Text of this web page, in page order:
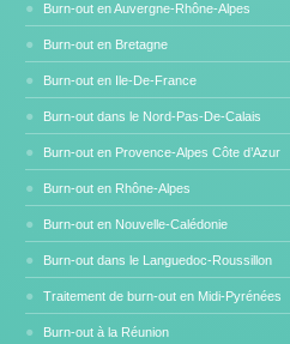
Burn-out en Auvergne-Rhône-Alpes
Burn-out en Bretagne
Burn-out en Ile-De-France
Burn-out dans le Nord-Pas-De-Calais
Burn-out en Provence-Alpes Côte d’Azur
Burn-out en Rhône-Alpes
Burn-out en Nouvelle-Calédonie
Burn-out dans le Languedoc-Roussillon
Traitement de burn-out en Midi-Pyrénées
Burn-out à la Réunion